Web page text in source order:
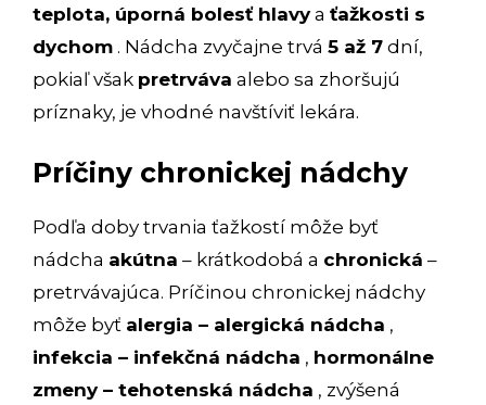
teplota, úporná bolesť hlavya ťažkosti s
dychom . Nádcha zvyčajne trvá 5 až 7 dní,
pokiaľ však pretrváva alebo sa zhoršujú
príznaky, je vhodné navštíviť lekára.
Príčiny chronickej nádchy
Podľa doby trvania ťažkostí môže byť
nádcha akútna – krátkodobá a chronická –
pretrvávajúca. Príčinou chronickej nádchy
môže byť alergia – alergická nádcha ,
infekcia – infekčná nádcha , hormonálne
zmeny – tehotenská nádcha , zvýšená